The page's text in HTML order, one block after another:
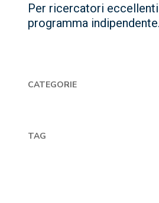
Per ricercatori
programma
CATEGORIE
TAG